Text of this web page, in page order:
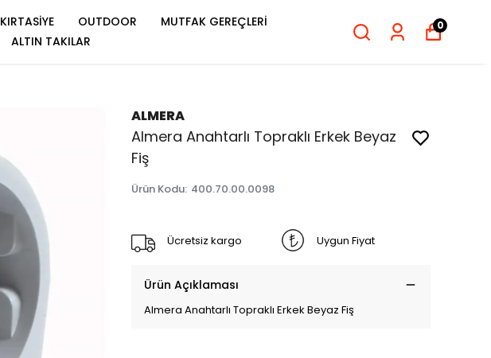
KIRTASİYE OUTDOOR
MUTFAK GEREÇLERİ
ALTIN TAKILAR
0
ALMERA
Almera Anahtarlı Topraklı Erkek Beyaz
Fiş
Ürün Kodu: 400.70.00.0098
Ücretsiz kargo Uygun Fiyat
Ürün Açıklaması
Almera Anahtarlı Topraklı Erkek Beyaz Fiş